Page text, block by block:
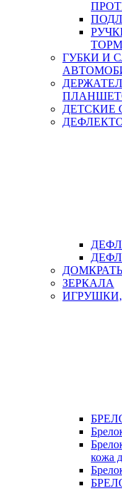
ГУБКИ И
ДЕТСКИЕ
ЗЕРКАЛА
кожа